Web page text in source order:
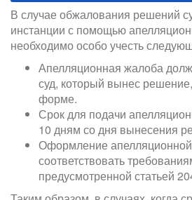
В случае обжалования решений
инстанции с помощью
необходимо особо учесть
Апелляционная жалоба
суд, который вынес
форме.
Срок для подачи
10 дням со дня вынесения
Оформление
соответствовать
предусмотренной статьей